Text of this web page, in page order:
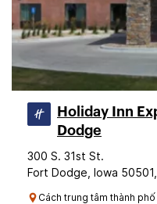
Holiday Inn
Dodge
300 S. 31st St.
Fort Dodge, Iowa
Cách trung tâm thành